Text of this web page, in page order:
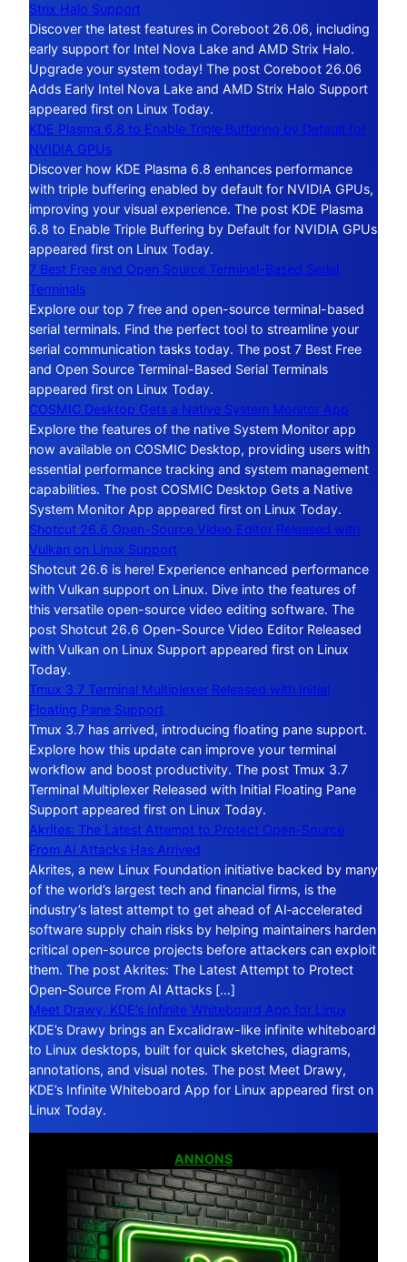
Strix Halo Support
Discover the latest features in Coreboot 26.06, including
early support for Intel Nova Lake and AMD Strix Halo.
Upgrade your system today! The post Coreboot 26.06
Adds Early Intel Nova Lake and AMD Strix Halo Support
appeared first on Linux Today.
KDE Plasma 6.8 to Enable Triple Buffering by Default for
NVIDIA GPUs
Discover how KDE Plasma 6.8 enhances performance
with triple buffering enabled by default for NVIDIA GPUs,
improving your visual experience. The post KDE Plasma
6.8 to Enable Triple Buffering by Default for NVIDIA GPUs
appeared first on Linux Today.
7 Best Free and Open Source Terminal-Based Serial
Terminals
Explore our top 7 free and open-source terminal-based
serial terminals. Find the perfect tool to streamline your
serial communication tasks today. The post 7 Best Free
and Open Source Terminal-Based Serial Terminals
appeared first on Linux Today.
COSMIC Desktop Gets a Native System Monitor App
Explore the features of the native System Monitor app
now available on COSMIC Desktop, providing users with
essential performance tracking and system management
capabilities. The post COSMIC Desktop Gets a Native
System Monitor App appeared first on Linux Today.
Shotcut 26.6 Open-Source Video Editor Released with
Vulkan on Linux Support
Shotcut 26.6 is here! Experience enhanced performance
with Vulkan support on Linux. Dive into the features of
this versatile open-source video editing software. The
post Shotcut 26.6 Open-Source Video Editor Released
with Vulkan on Linux Support appeared first on Linux
Today.
Tmux 3.7 Terminal Multiplexer Released with Initial
Floating Pane Support
Tmux 3.7 has arrived, introducing floating pane support.
Explore how this update can improve your terminal
workflow and boost productivity. The post Tmux 3.7
Terminal Multiplexer Released with Initial Floating Pane
Support appeared first on Linux Today.
Akrites: The Latest Attempt to Protect Open-Source
From AI Attacks Has Arrived
Akrites, a new Linux Foundation initiative backed by many
of the world’s largest tech and financial firms, is the
industry’s latest attempt to get ahead of AI‑accelerated
software supply chain risks by helping maintainers harden
critical open-source projects before attackers can exploit
them. The post Akrites: The Latest Attempt to Protect
Open-Source From AI Attacks […]
Meet Drawy, KDE’s Infinite Whiteboard App for Linux
KDE’s Drawy brings an Excalidraw-like infinite whiteboard
to Linux desktops, built for quick sketches, diagrams,
annotations, and visual notes. The post Meet Drawy,
KDE’s Infinite Whiteboard App for Linux appeared first on
Linux Today.
ANNONS